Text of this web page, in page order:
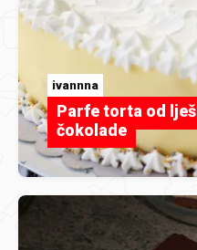
ivannna
Parfe torta od
čokolade